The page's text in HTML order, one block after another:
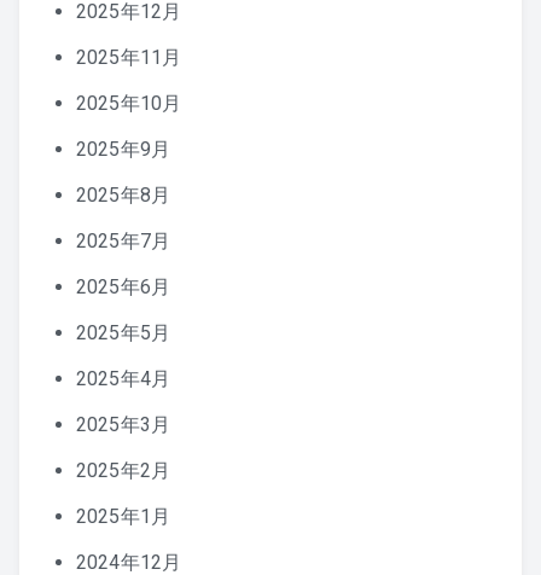
2025年12月
2025年11月
2025年10月
2025年9月
2025年8月
2025年7月
2025年6月
2025年5月
2025年4月
2025年3月
2025年2月
2025年1月
2024年12月